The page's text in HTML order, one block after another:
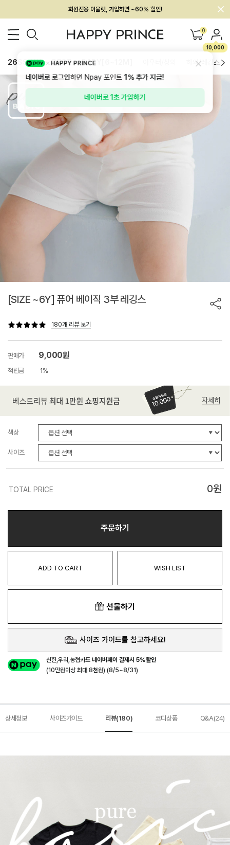
회원전용 아울렛, 가입하면 ~60% 할인!
멤버십 최대 28,000원 혜택 0
10,000
26SS 신상 BEST BABY[6~12M] 하의/레깅스
[SIZE ~6Y] 퓨어 베이직 3부 레깅스
180개 리뷰 보기
판매가 9,000원
적립금 1%
색상
사이즈
TOTAL PRICE 0원
주문하기
ADD TO CART WISH LIST
선물하기
사이즈 가이드를 참고하세요!
신한,우리,농협카드네이버페이 결제시 5%할인
(10만원이상 최대 8천원) (8/5~8/31)
상세정보 사이즈가이드 리뷰(180) 코디상품 Q&A(24)
HAPPY PRINCE
네이버로 로그인하면 Npay 포인트1%추가 지급!
네이버로 1초 가입하기